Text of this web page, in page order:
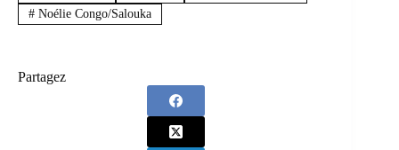
#Noélie Congo/Salouka
Partagez